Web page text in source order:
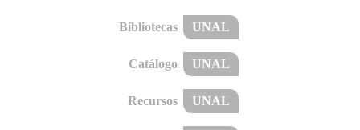
Bibliotecas UNAL
Catálogo UNAL
Recursos UNAL